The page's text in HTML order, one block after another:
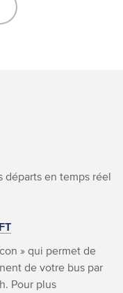
départs en temps réel
» qui permet de
de votre bus par
Pour plus